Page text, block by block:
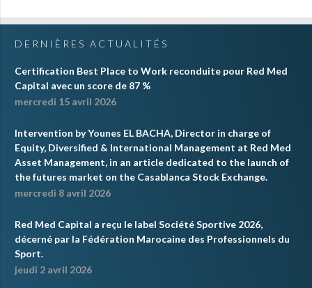
DERNIÈRES ACTUALITÉS
Certification Best Place to Work reconduite pour Red Med
Capital avec un score de 87 %
mercredi 15 avril 2026
Intervention by Younes EL BACHA, Director in charge of
Equity, Diversified & International Management at Red Med
Asset Management, in an article dedicated to the launch of
the futures market on the Casablanca Stock Exchange.
mercredi 8 avril 2026
Red Med Capital a reçu le label Société Sportive 2026,
décerné par la Fédération Marocaine des Professionnels du
Sport.
jeudi 2 avril 2026